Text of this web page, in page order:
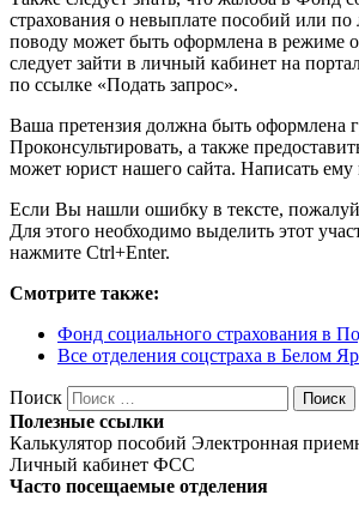
страхования о невыплате пособий или
поводу может быть оформлена в режиме
следует зайти в личный кабинет на
по ссылке «Подать запрос».
Ваша претензия должна быть оформлена
Проконсультировать, а также
может юрист нашего сайта. Написать
Если Вы нашли ошибку в тексте,
Для этого необходимо выделить этот
нажмите Ctrl+Enter.
Смотрите также:
Фонд социального страхования в
Все отделения соцстраха в Белом
Поиск Поиск
Полезные ссылки
Калькулятор пособий Электронная
Личный кабинет ФСС
Часто посещаемые отделения